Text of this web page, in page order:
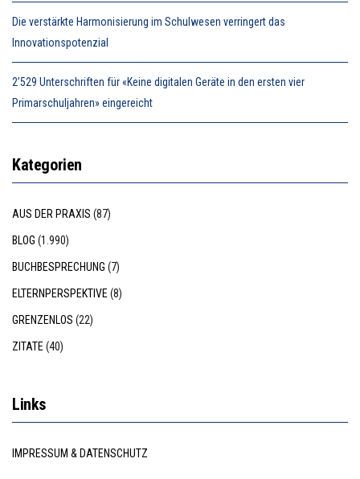
Die verstärkte Harmonisierung im Schulwesen verringert das
Innovationspotenzial
2’529 Unterschriften für «Keine digitalen Geräte in den ersten vier
Primarschuljahren» eingereicht
Kategorien
AUS DER PRAXIS (87)
BLOG (1.990)
BUCHBESPRECHUNG (7)
ELTERNPERSPEKTIVE(8)
GRENZENLOS (22)
ZITATE(40)
Links
IMPRESSUM & DATENSCHUTZ